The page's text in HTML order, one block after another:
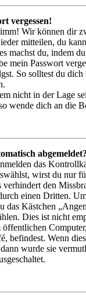
vergessen!
Wir können dir
mitteilen, du
machst du, indem
mein Passwort
So solltest du dich
nicht in der Lage
wende dich an die
abgemeldet?
das
wirst du nur
verhindert den
einen Dritten.
das Kästchen
Dies ist nicht
öffentlichen
befindest. Wenn
wurde sie